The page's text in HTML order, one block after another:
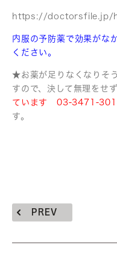
https://
内服の予防薬で効果がな
ください。
★お薬が足りなくなりそ
すので、決して無理をせず
ています 03-3471-
す。
PREV